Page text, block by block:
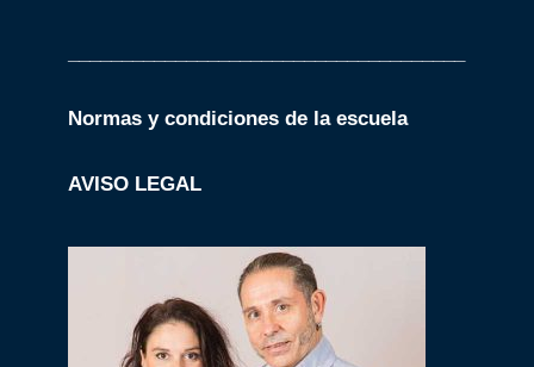
Normas y condiciones de la escuela
AVISO LEGAL